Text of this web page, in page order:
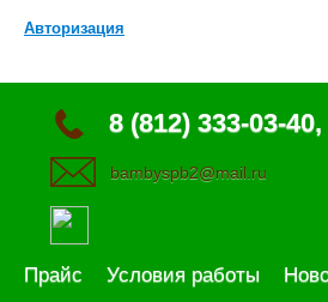
Авторизация
8 (812) 333-03-
bambyspb2@mail.ru
Прайс Условия работы